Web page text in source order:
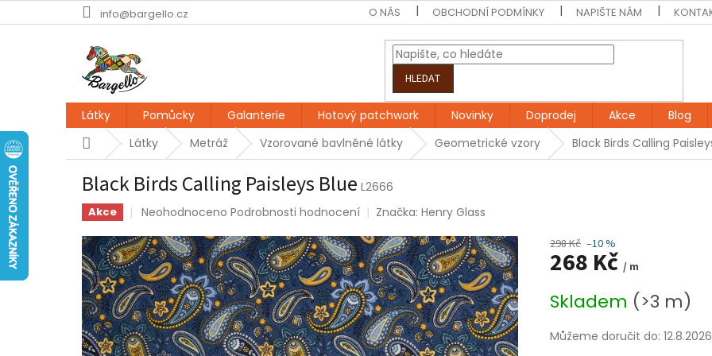
na
info@bargello.cz O NÁS OBCHODNÍ PODMÍNKY NAPIŠTE NÁM
HLEDAT
Látky Pomůcky Galanterie Hotový patchwork Novinky Doprodej Akce Blog
DomůLátky Metráž Vzorované bavlněné látky Geometrické vzory Black Birds Calling
Black Birds Calling Paisleys Blue L2666
Akce
Průměrné
produktu
je
0,0
z
5
hvězdiček.
Neohodnoceno Podrobnosti hodnocení Značka: Henry Glass
298 Kč –10 %
268 Kč / m
cena:
Skladem (>3 m)
Můžeme doručit do: 12.8.2026